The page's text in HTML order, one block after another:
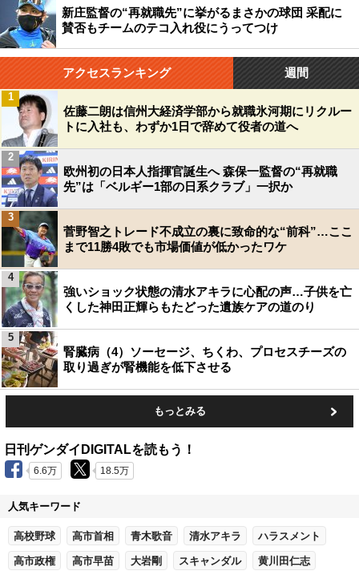
新庄監督の“再就職先”に挙がるまさかの球団 采配に
賛否もチームのテコ入れ役にうってつけ
アクセスランキング 週間
佐藤二朗は信州大経済学部から就職氷河期にリクルー
トに入社も、わずか1日で辞めて役者の道へ
1
欧州初の日本人指揮官誕生へ 森保一監督の“再就職
先”は「ベルギー1部の日系クラブ」一択か
2
菅野智之トレード不成立の裏に致命的な“前科”…ここ
まで11勝4敗でも市場価値が低かったワケ
3
強いショック状態の清水アキラに心配の声…子供を亡
くした神田正輝らもたどった遺族ケアの道のり
4
腎臓病（4）ソーセージ、ちくわ、プロセスチーズの
取り過ぎが腎機能を低下させる
5
もっとみる
日刊ゲンダイDIGITALを読もう！
6.6万 18.5万
人気キーワード
高校野球 高市首相 青木歌音 清水アキラ ハラスメント
高市政権 高市早苗 大岩剛 スキャンダル 黄川田仁志